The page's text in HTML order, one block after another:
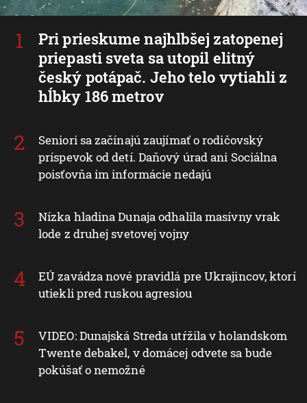
Pri prieskume najhlbšej zatopenej
priepasti sveta sa utopil elitný
český potápač. Jeho telo vytiahli z
hĺbky 186 metrov
Seniori sa začínajú zaujímať o rodičovský
príspevok od detí. Daňový úrad ani Sociálna
poisťovňa im informácie nedajú
Nízka hladina Dunaja odhalila masívny vrak
lode z druhej svetovej vojny
EÚ zavádza nové pravidlá pre Ukrajincov, ktorí
utiekli pred ruskou agresiou
VIDEO: Dunajská Streda utŕžila v holandskom
Twente debakel, v domácej odvete sa bude
pokúšať o nemožné